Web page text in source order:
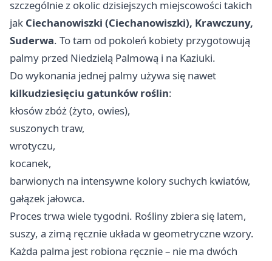
szczególnie z okolic dzisiejszych miejscowości takich
jak Ciechanowiszki (Ciechanowiszki), Krawczuny,
Suderwa. To tam od pokoleń kobiety przygotowują
palmy przed Niedzielą Palmową i na Kaziuki.
Do wykonania jednej palmy używa się nawet
kilkudziesięciu gatunków roślin:
kłosów zbóż (żyto, owies),
suszonych traw,
wrotyczu,
kocanek,
barwionych na intensywne kolory suchych kwiatów,
gałązek jałowca.
Proces trwa wiele tygodni. Rośliny zbiera się latem,
suszy, a zimą ręcznie układa w geometryczne wzory.
Każda palma jest robiona ręcznie – nie ma dwóch